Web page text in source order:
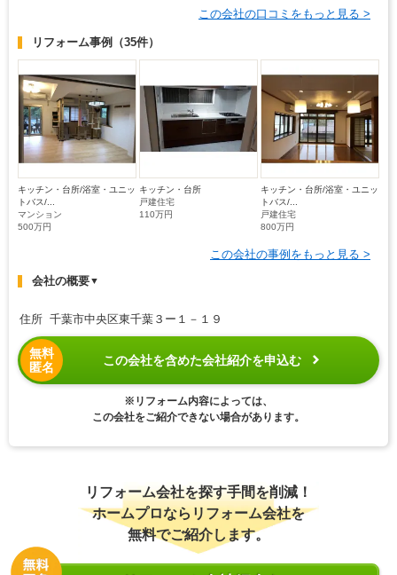
この会社の口コミをもっと見る >
リフォーム事例 （35件）
キッチン・台所/浴室・ユニッ
トバス/...
マンション
500万円
キッチン・台所
戸建住宅
110万円
キッチン・台所/浴室・ユニッ
トバス/...
戸建住宅
800万円
この会社の事例をもっと見る >
会社の概要▼
住所 千葉市中央区東千葉３ー１－１９
無料
匿名
この会社を含めた会社紹介を申込む
※リフォーム内容によっては、
この会社をご紹介できない場合があります。
リフォーム会社を探す手間を削減！
ホームプロならリフォーム会社を
無料でご紹介します。